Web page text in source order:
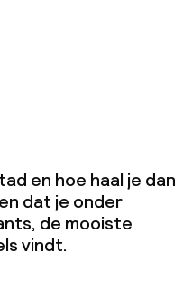
en hoe haal je dan
dat je onder
de mooiste
vindt.